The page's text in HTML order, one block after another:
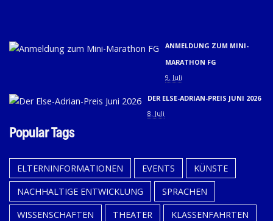
ANMELDUNG ZUM MINI-
MARATHON FG
9. Juli
DER ELSE-ADRIAN-PREIS JUNI 2026
8. Juli
Popular Tags
ELTERNINFORMATIONEN EVENTS
KÜNSTE
NACHHALTIGE ENTWICKLUNG
SPRACHEN
WISSENSCHAFTEN
THEATER
KLASSENFAHRTEN